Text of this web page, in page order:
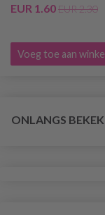
EUR 1.60EUR 2.30
Voeg toe aan
ONLANGS